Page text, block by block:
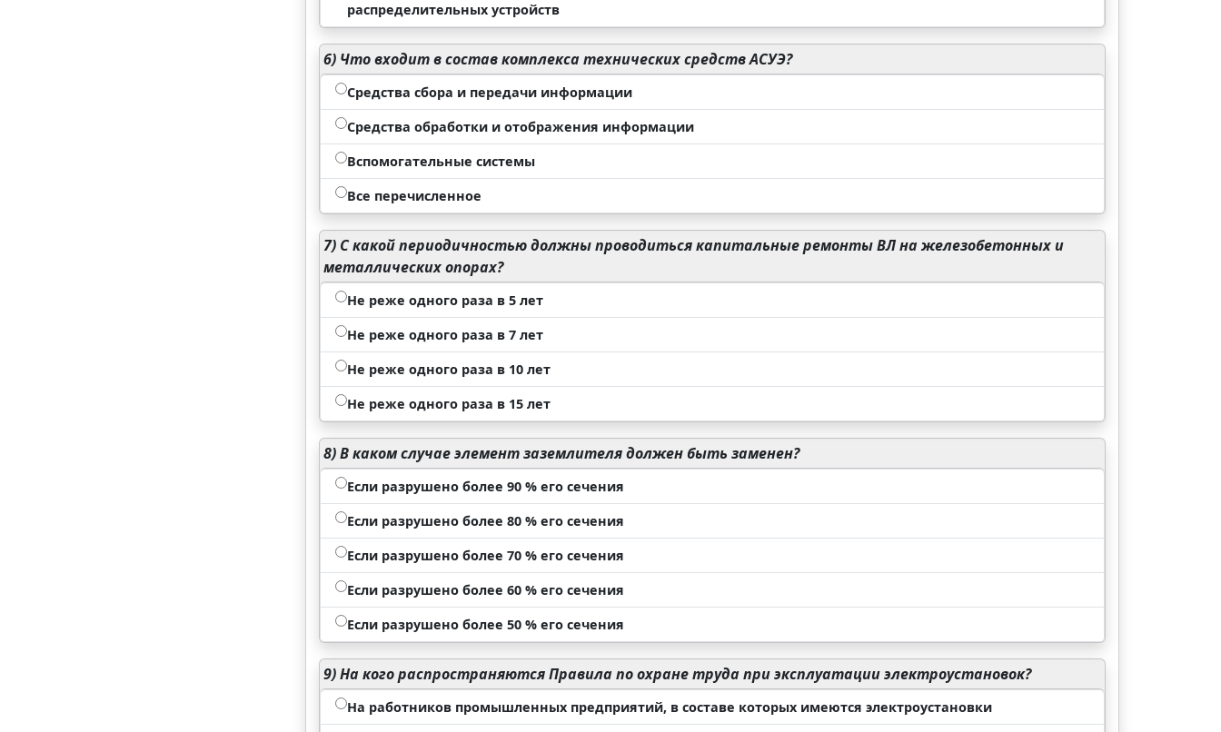
распределительных устройств
6) Что входит в состав комплекса технических средств АСУЭ?
Средства сбора и передачи информации
Средства обработки и отображения информации
Вспомогательные системы
Все перечисленное
7) С какой периодичностью должны проводиться капитальные ремонты ВЛ на железобетонных и
металлических опорах?
Не реже одного раза в 5 лет
Не реже одного раза в 7 лет
Не реже одного раза в 10 лет
Не реже одного раза в 15 лет
8)В каком случае элемент заземлителя должен быть заменен?
Если разрушено более 90 % его сечения
Если разрушено более 80 % его сечения
Если разрушено более 70 % его сечения
Если разрушено более 60 % его сечения
Если разрушено более 50 % его сечения
9)На кого распространяются Правила по охране труда при эксплуатации электроустановок?
На работников промышленных предприятий, в составе которых имеются электроустановки